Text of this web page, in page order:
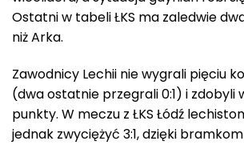
Ostatni w tabeli ŁKS ma zaledwie
niż Arka.
Zawodnicy Lechii nie wygrali pięciu
(dwa ostatnie przegrali 0:1) i zdobyli
punkty. W meczu z ŁKS Łódź
jednak zwyciężyć 3:1, dzięki